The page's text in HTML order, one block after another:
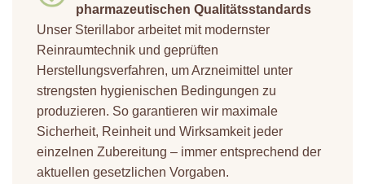
pharmazeutischen Qualitätsstandards
Unser Sterillabor arbeitet mit modernster
Reinraumtechnik und geprüften
Herstellungsverfahren, um Arzneimittel unter
strengsten hygienischen Bedingungen zu
produzieren. So garantieren wir maximale
Sicherheit, Reinheit und Wirksamkeit jeder
einzelnen Zubereitung – immer entsprechend der
aktuellen gesetzlichen Vorgaben.